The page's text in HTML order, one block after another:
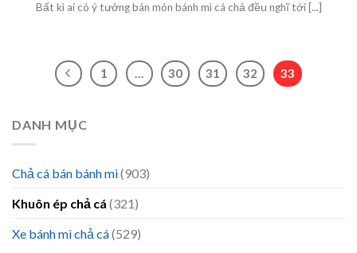
Bất kì ai có ý tưởng bán món bánh mì cá chả đều nghĩ tới [...]
1 … 30 31 32 33
DANH MỤC
Chả cá bán bánh mì(903)
Khuôn ép chả cá (321)
Xe bánh mì chả cá(529)